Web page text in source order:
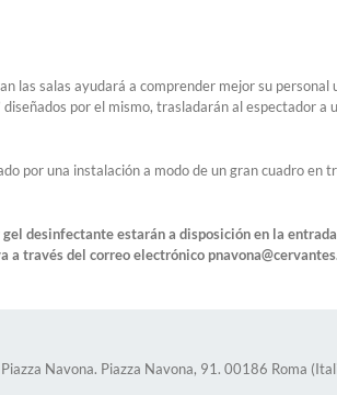
las salas ayudará a comprender mejor su personal
por el mismo, trasladarán al espectador a
por una instalación a modo de un gran cuadro en
desinfectante estarán a disposición en la
a través del correo electrónico
Navona. Piazza Navona, 91. 00186 Roma